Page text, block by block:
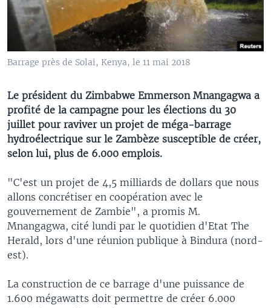
Barrage près de Solai, Kenya, le 11 mai 2018
Le président du Zimbabwe Emmerson Mnangagwa a
profité de la campagne pour les élections du 30
juillet pour raviver un projet de méga-barrage
hydroélectrique sur le Zambèze susceptible de créer,
selon lui, plus de 6.000 emplois.
"C'est un projet de 4,5 milliards de dollars que nous
allons concrétiser en coopération avec le
gouvernement de Zambie", a promis M.
Mnangagwa, cité lundi par le quotidien d'Etat The
Herald, lors d'une réunion publique à Bindura (nord-
est).
La construction de ce barrage d'une puissance de
1.600 mégawatts doit permettre de créer 6.000